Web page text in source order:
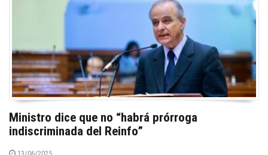
Ministro dice que no “habrá prórroga
indiscriminada del Reinfo”